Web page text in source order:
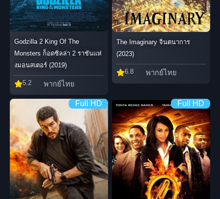
Godzilla 2 King Of The
Monsters ก็อดซิลล่า 2 ราชันแห่
งมอนสเตอร์ (2019)
5.2 พากย์ไทย
The Imaginary จินตนาการ
(2023)
6.8 พากย์ไทย
Full HD Full HD